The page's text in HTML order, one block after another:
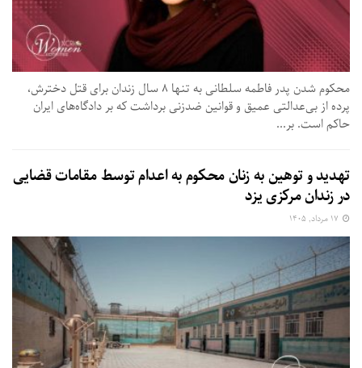
محکوم شدن پدر فاطمه سلطانی به تنها ۸ سال زندان برای قتل دخترش،
پرده از بی‌عدالتی عمیق و قوانین ضدزنی برداشت که بر دادگاه‌های ایران
حاکم است. بر...
تهدید و توهین به زنان محکوم به اعدام توسط مقامات قضایی
در زندان مرکزی یزد